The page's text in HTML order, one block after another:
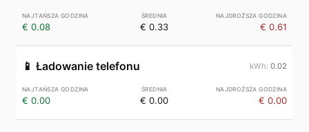
€ 0.08 € 0.33 € 0.61
📱 Ładowanie telefonu 0.02
€ 0.00 € 0.00 € 0.00